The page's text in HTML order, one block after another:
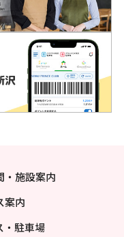
・施設案内
案内
・駐車場